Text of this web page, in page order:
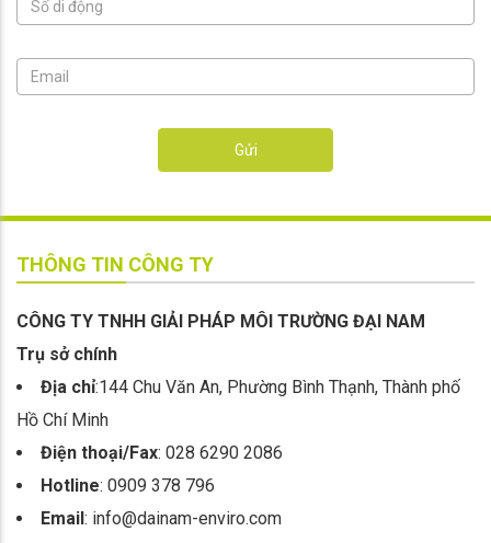
Gửi
THÔNG TIN CÔNG TY
CÔNG TY TNHH GIẢI PHÁP MÔI TRƯỜNG ĐẠI NAM
Trụ sở chính
Địa chỉ:144 Chu Văn An, Phường Bình Thạnh, Thành phố
Hồ Chí Minh
Điện thoại/Fax: 028 6290 2086
Hotline: 0909 378 796
Email: info@dainam-enviro.com